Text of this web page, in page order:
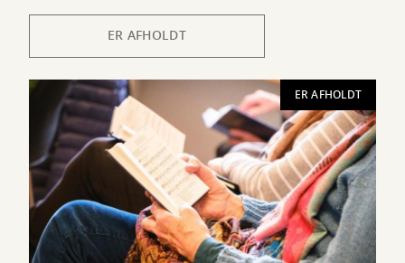
ER AFHOLDT
ER AFHOLDT